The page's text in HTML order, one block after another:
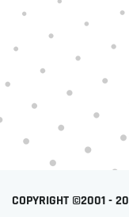
COPYRIGHT ©2001 -